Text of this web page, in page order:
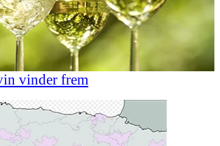
vinder frem